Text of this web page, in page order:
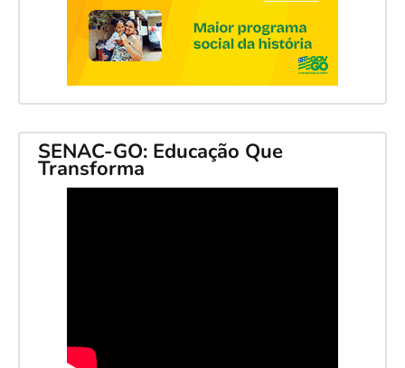
SENAC-GO: Educação Que
Transforma